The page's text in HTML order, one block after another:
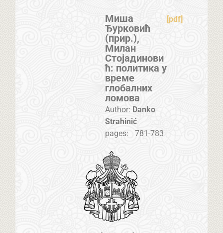
Миша
Ђурковић
(прир.),
Милан
Стојадинови
ћ: политика у
време
глобалних
ломова
[pdf]
Author: Danko
Strahinić
pages:
781-783